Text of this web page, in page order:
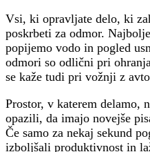
Vsi, ki opravljate delo, ki
poskrbeti za odmor.
popijemo vodo in pogled
odmori so odlični pri
se kaže tudi pri vožnji z
Prostor, v katerem delamo,
opazili, da imajo novejše
Če samo za nekaj sekund
izboljšali produktivnost in